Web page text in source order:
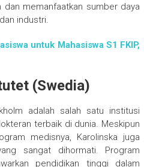
dan memanfaatkan sumber daya
industri.
untuk Mahasiswa S1 FKIP,
(Swedia)
adalah salah satu institusi
terbaik di dunia. Meskipun
medisnya, Karolinska juga
sangat dihormati. Program
pendidikan tinggi dalam